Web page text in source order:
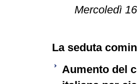
Mercoledì
La seduta
Aumento del